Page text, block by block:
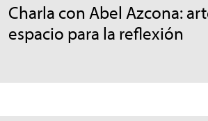
Charla con Abel Azcona:
espacio para la reflexión